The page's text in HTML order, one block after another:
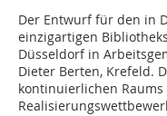
Der Entwurf für den in
einzigartigen
Düsseldorf in
Dieter Berten, Krefeld.
kontinuierlichen